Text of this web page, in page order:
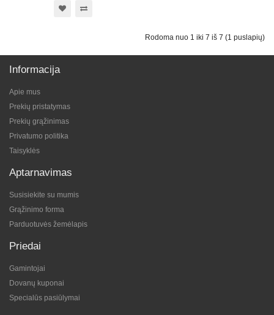
Rodoma nuo 1 iki 7 iš 7 (1 puslapių)
Informacija
Apie mus
Prekių pristatymas
Prekių grąžinimas
Privatumo politika
Taisyklės
Aptarnavimas
Susisiekite su mumis
Grąžinimo forma
Parduotuvės žemėlapis
Priedai
Gamintojai
Dovanų kuponai
Specialūs pasiūlymai